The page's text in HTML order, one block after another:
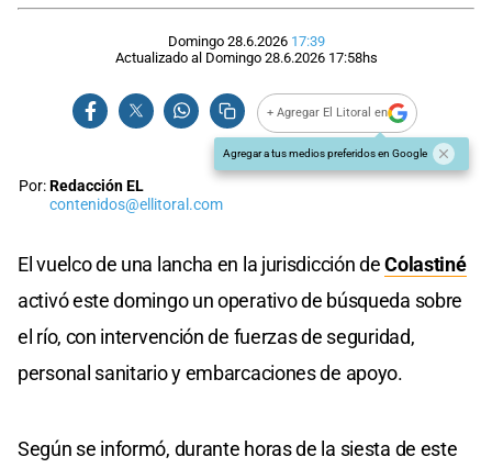
Domingo 28.6.2026 17:39
Actualizado al Domingo 28.6.2026 17:58hs
+ Agregar El Litoral en
Agregar a tus medios preferidos en Google
Por:Redacción EL
contenidos@ellitoral.com
El vuelco de una lancha en la jurisdicción deColastiné
activó este domingo un operativo de búsqueda sobre
el río, con intervención de fuerzas de seguridad,
personal sanitario y embarcaciones de apoyo.
Según se informó, durante horas de la siesta de este